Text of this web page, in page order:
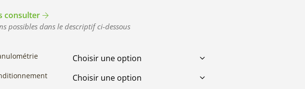
consulter
possibles dans le descriptif ci-dessous